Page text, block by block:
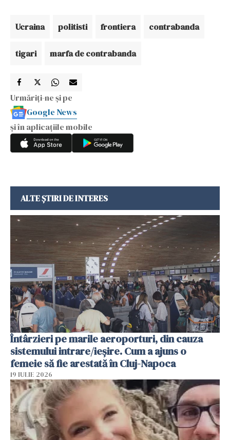
Ucraina politisti frontiera contrabanda
tigari marfa de contrabanda
Urmăriți-ne și pe
Google News
și în aplicațiile mobile
ALTE ȘTIRI DE INTERES
Întârzieri pe marile aeroporturi, din cauza
sistemului intrare/ieșire. Cum a ajuns o
femeie să fie arestată în Cluj-Napoca
19 IULIE 2026